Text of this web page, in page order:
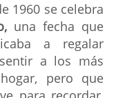
1960 se celebra
una fecha que
a regalar
a los más
pero que